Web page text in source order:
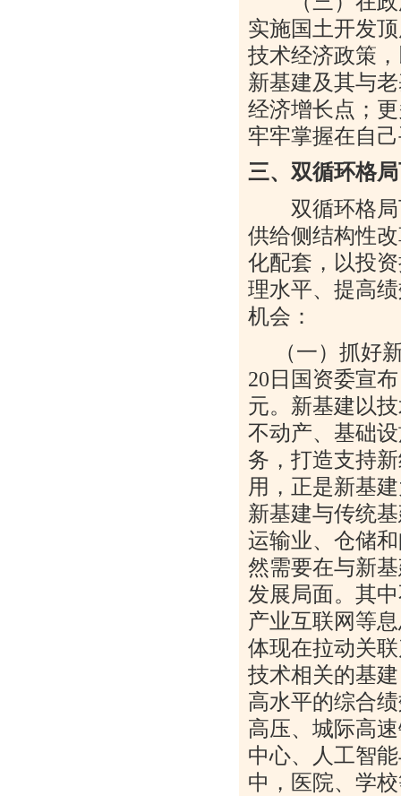
实施国土开发
技术经济政策
新基建及其与
经济增长点；
牢牢掌握在自
三、双循环格
双循环格局
供给侧结构性
化配套，以投
理水平、提高
机会：
（一）抓好新
20 日国资委宣
元。新基建以
不动产、基础
务，打造支持
用，正是新基
新基建与传统
运输业、仓储
然需要在与新
发展局面。其
产业互联网等
体现在拉动关
技术相关的基
高水平的综合
高压、城际高
中心、人工智
中，医院、学